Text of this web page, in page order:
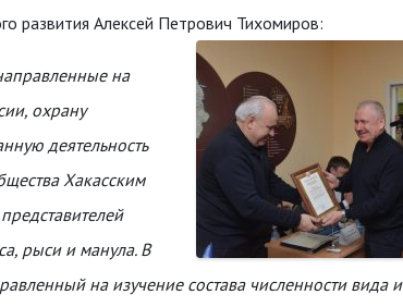
развития Алексей Петрович Тихомиров:
на
охрану
деятельность
Хакасским
рыси и манула. В
на изучение состава численности вида и